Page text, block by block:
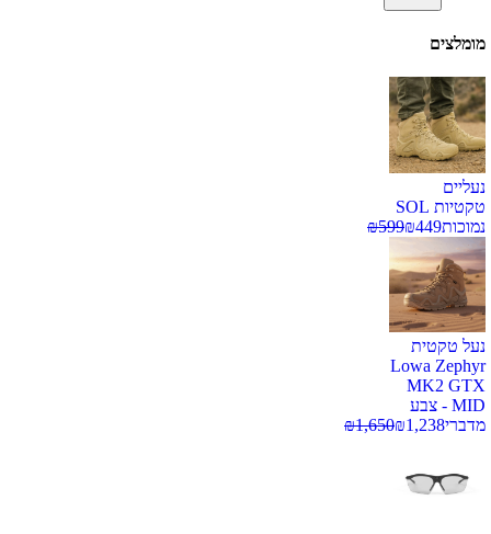
מומלצים
נעליים
טקטיות SOL
נמוכות
₪449
₪599
נעל טקטית
Lowa Zephyr
MK2 GTX
MID - צבע
מדברי
₪1,238
₪1,650